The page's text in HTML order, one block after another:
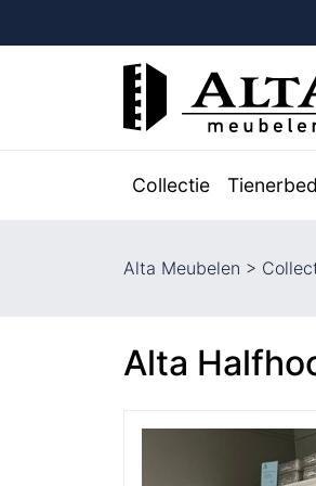
Collectie
Alta Meubelen >
Alta